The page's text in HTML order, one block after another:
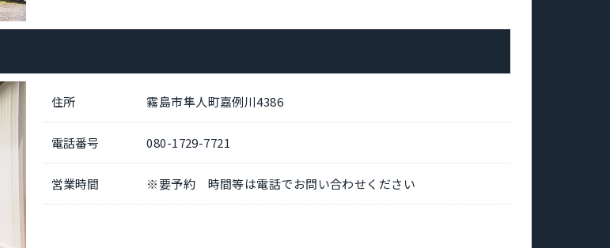
住所 霧島市隼人町嘉例川4386
電話番号 080-1729-7721
営業時間 ※要予約 時間等は電話でお問い合わせください